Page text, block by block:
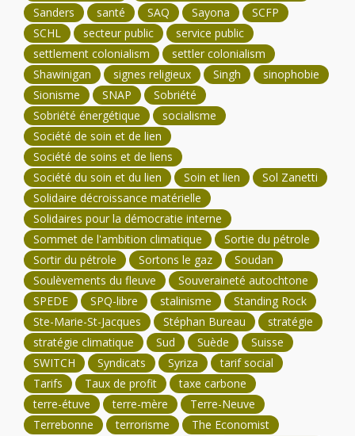
Sanders
santé SAQ Sayona
SCFP
SCHL
secteur public
service public
settlement colonialism
settler colonialism
Shawinigan
signes religieux Singh
sinophobie
Sionisme
SNAP
Sobriété
Sobriété énergétique
socialisme
Société de soin et de lien
Société de soins et de liens
Société du soin et du lien
Soin et lien
Sol Zanetti
Solidaire décroissance matérielle
Solidaires pour la démocratie interne
Sommet de l'ambition climatique
Sortie du pétrole
Sortir du pétrole
Sortons le gaz
Soudan
Soulèvements du fleuve
Souveraineté autochtone
SPEDE
SPQ-libre stalinisme
Standing Rock
Ste-Marie-St-Jacques
Stéphan Bureau
stratégie
stratégie climatique
Sud Suède
Suisse
SWITCH
Syndicats Syriza
tarif social
Tarifs
Taux de profit
taxe carbone
terre-étuve
terre-mère
Terre-Neuve
Terrebonne
terrorisme
The Economist